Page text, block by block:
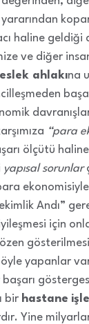
haline
ve diğer
ahlakına
“para
ölçütü
yapısal sorunlar
Andı”
için
özen
yapanlar
başarı
bir hastane
Yine